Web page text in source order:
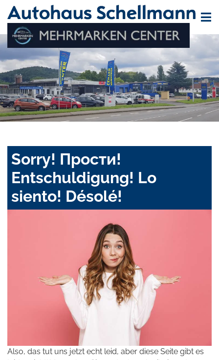
Sorry! Прости!
Entschuldigung! Lo
siento! Désolé!
Also, das tut uns jetzt echt leid, aber diese Seite gibt es